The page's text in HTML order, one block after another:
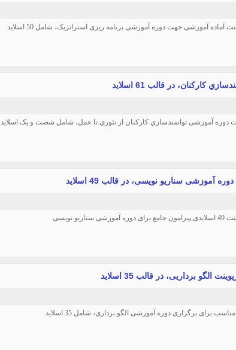
آماده آموزشی جهت دوره آموزشی برنامه ریزی استراتژیک، شامل 50 اسلاید
كاركنان، در قالب 61 اسلاید
دوره آموزشی توانمندسازي كاركنان از تئوري تا عمل، شامل شصت و یک اسلاید
آموزشی سناریو نویسی، در قالب 49 اسلاید
نویسی
الگو برداریی، در قالب 35 اسلاید
برای برگزاری دوره آموزشی الگو برداری، شامل 35 اسلاید